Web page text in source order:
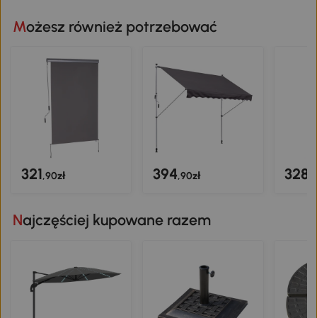
Możesz również potrzebować
321,90zł 394,90zł 328
Najczęściej kupowane razem